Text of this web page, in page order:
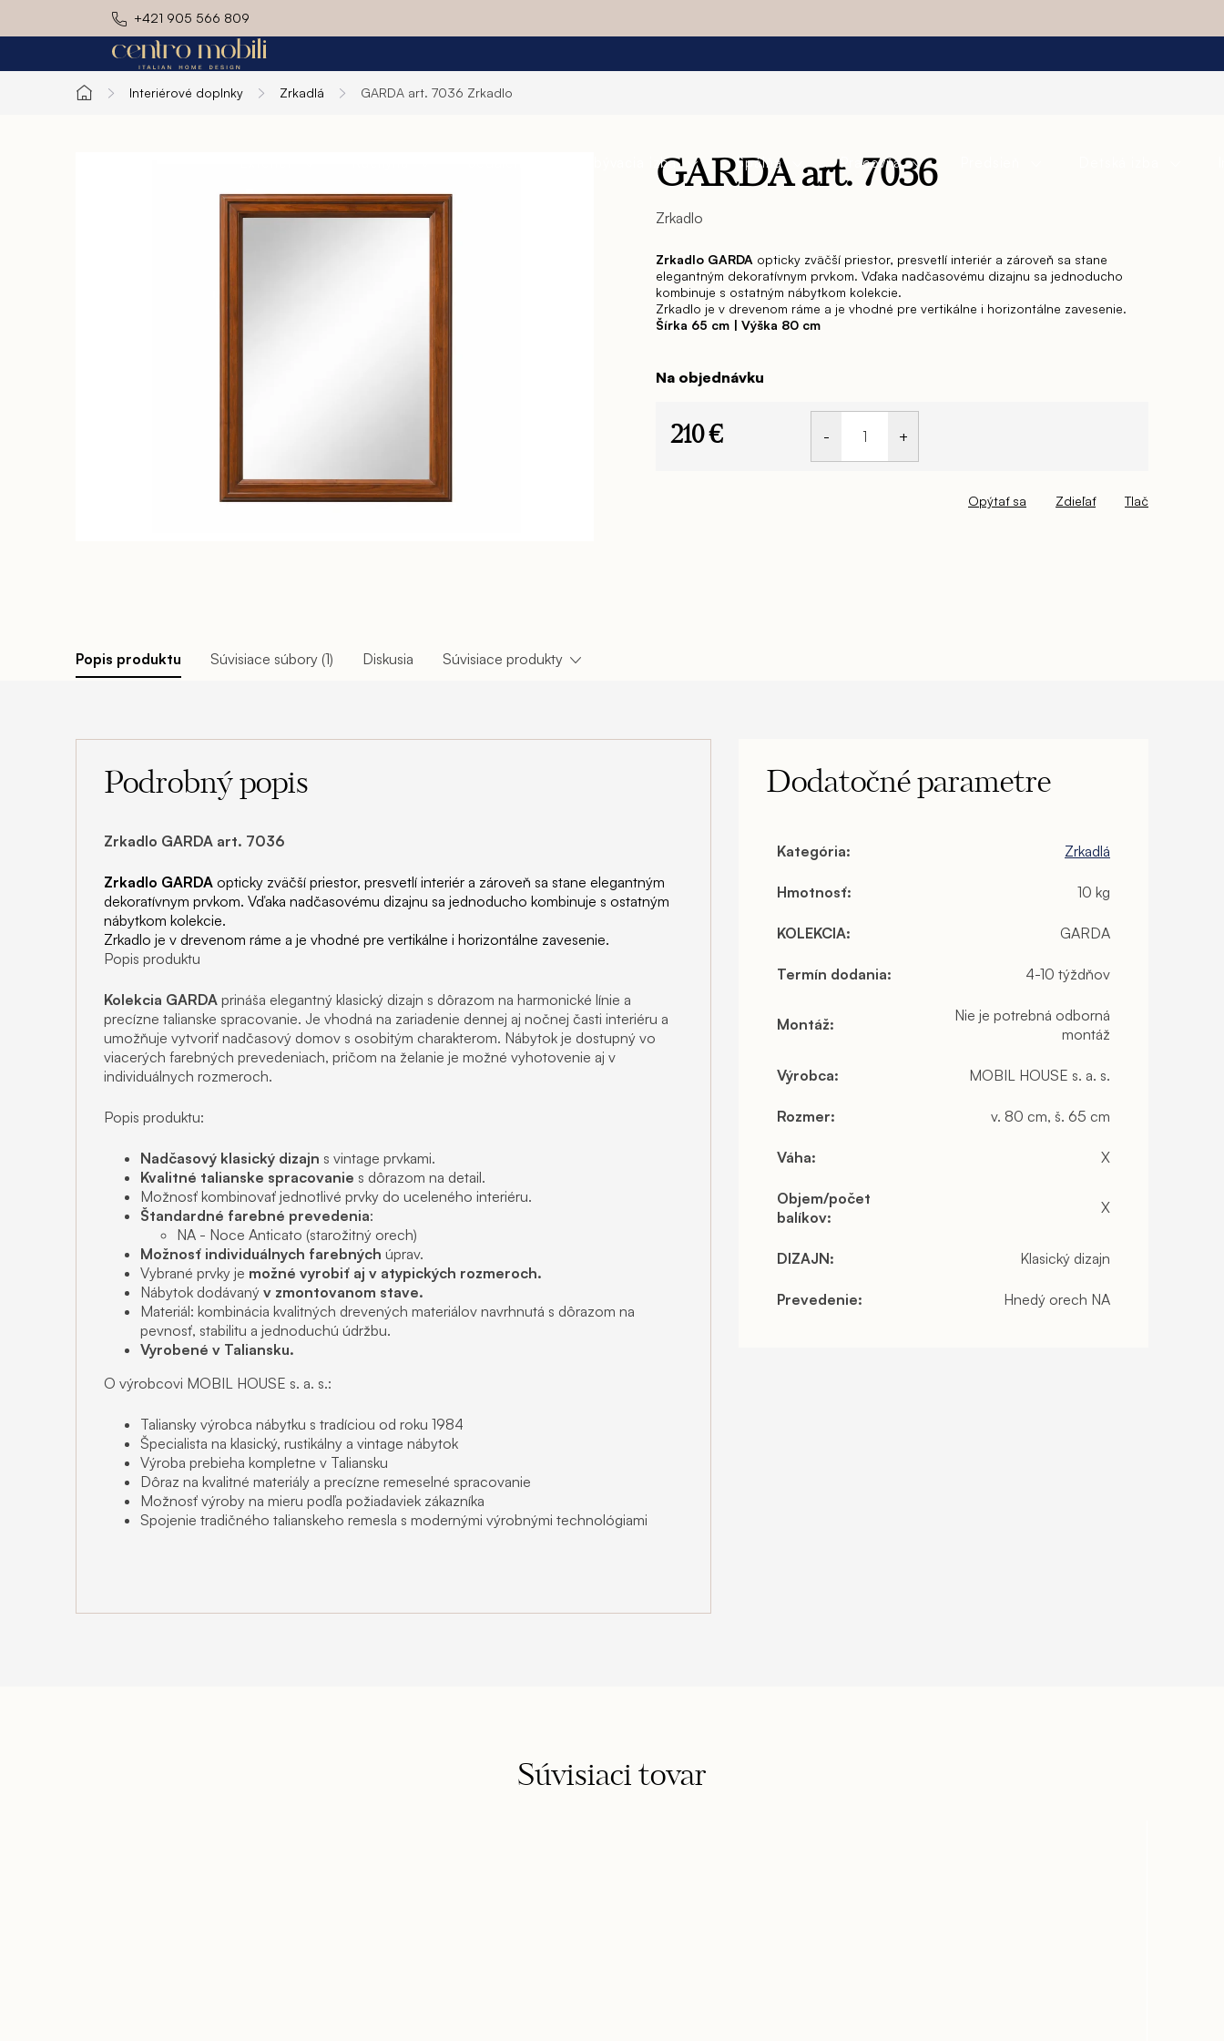
+421 905 566 809
Obývacia izba Spálňa Pracovňa
Domov
Interiérové doplnky Zrkadlá GARDA art. 7036 Zrkadlo
GARDA art. 7036
Zrkadlo
Zrkadlo GARDA opticky zväčší priestor, presvetlí interiér a zároveň sa stane
elegantným dekoratívnym prvkom. Vďaka nadčasovému dizajnu sa jednoducho
kombinuje s ostatným nábytkom kolekcie.
Zrkadlo je v drevenom ráme a je vhodné pre vertikálne i horizontálne zavesenie.
Šírka 65 cm | Výška 80 cm
Na objednávku
210 €
Tlač
Opýtať sa Zdieľať
Popis produktu Súvisiace súbory (1) Diskusia Súvisiace produkty
Podrobný popis
Zrkadlo GARDA art. 7036
Zrkadlo GARDA opticky zväčší priestor, presvetlí interiér a zároveň sa stane elegantným
dekoratívnym prvkom. Vďaka nadčasovému dizajnu sa jednoducho kombinuje s ostatným
nábytkom kolekcie.
Zrkadlo je v drevenom ráme a je vhodné pre vertikálne i horizontálne zavesenie.
Popis produktu
Kolekcia GARDA prináša elegantný klasický dizajn s dôrazom na harmonické línie a
precízne talianske spracovanie. Je vhodná na zariadenie dennej aj nočnej časti interiéru a
umožňuje vytvoriť nadčasový domov s osobitým charakterom. Nábytok je dostupný vo
viacerých farebných prevedeniach, pričom na želanie je možné vyhotovenie aj v
individuálnych rozmeroch.
Popis produktu:
Nadčasový klasický dizajn s vintage prvkami.
Kvalitné talianske spracovanie s dôrazom na detail.
Možnosť kombinovať jednotlivé prvky do uceleného interiéru.
Štandardné farebné prevedenia:
NA - Noce Anticato (starožitný orech)
Možnosť individuálnych farebných úprav.
Vybrané prvky je možné vyrobiť aj v atypických rozmeroch.
Nábytok dodávaný v zmontovanom stave.
Materiál: kombinácia kvalitných drevených materiálov navrhnutá s dôrazom na
pevnosť, stabilitu a jednoduchú údržbu.
Vyrobené v Taliansku.
O výrobcovi MOBIL HOUSE s. a. s.:
Taliansky výrobca nábytku s tradíciou od roku 1984
Špecialista na klasický, rustikálny a vintage nábytok
Výroba prebieha kompletne v Taliansku
Dôraz na kvalitné materiály a precízne remeselné spracovanie
Možnosť výroby na mieru podľa požiadaviek zákazníka
Spojenie tradičného talianskeho remesla s modernými výrobnými technológiami
Dodatočné parametre
Kategória: Zrkadlá
Hmotnosť: 10 kg
KOLEKCIA: GARDA
Termín dodania: 4-10 týždňov
Montáž:
Nie je potrebná odborná
montáž
Výrobca: MOBIL HOUSE s. a. s.
Rozmer: v. 80 cm, š. 65 cm
Váha: X
Objem/počet
balíkov:
X
DIZAJN: Klasický dizajn
Prevedenie: Hnedý orech NA
Súvisiaci tovar